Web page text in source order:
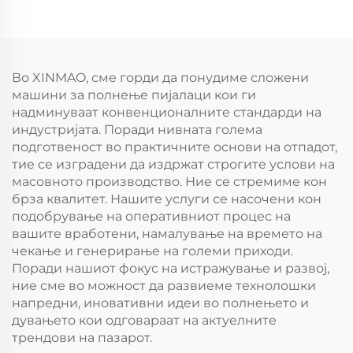
Во XINMAO, сме горди да понудиме сложени
машини за полнење пијалаци кои ги
надминуваат конвенционалните стандарди на
индустријата. Поради нивната голема
подготвеност во практичните основи на отпадот,
тие се изградени да издржат строгите услови на
масовното производство. Ние се стремиме кон
брза квалитет. Нашите услуги се насочени кон
подобрување на оперативниот процес на
вашите вработени, намалување на времето на
чекање и генерирање на големи приходи.
Поради нашиот фокус на истражување и развој,
ние сме во можност да развиеме технолошки
напредни, иновативни идеи во полнењето и
дувањето кои одговараат на актуелните
трендови на пазарот.